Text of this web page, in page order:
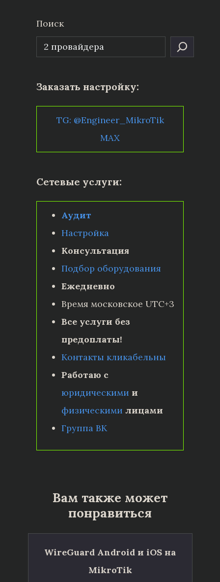
Поиск
Заказать настройку:
TG: @Engineer_MikroTik
MAX
Сетевые услуги:
Аудит
Настройка
Консультация
Подбор оборудования
Ежедневно
Время московское UTC+3
Все услуги без
предоплаты!
Контакты кликабельны
Работаю с
юридическими и
физическими лицами
Группа ВК
Вам также может
понравиться
WireGuard Android и iOS на
MikroTik